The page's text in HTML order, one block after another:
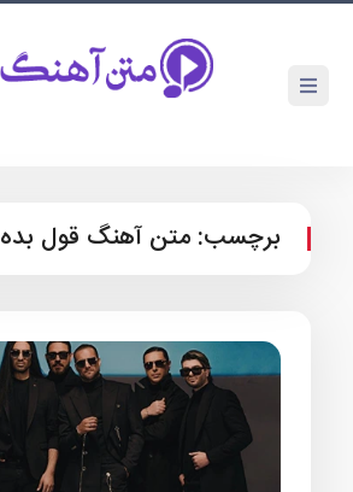
برچسب: متن آهنگ قول بده